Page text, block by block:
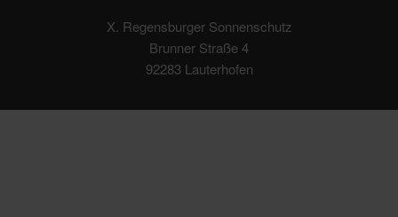
X. Regensburger Sonnenschutz
Brunner Straße 4
92283 Lauterhofen